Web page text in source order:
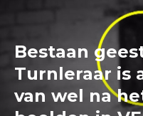
Bestaan
Turnleraar is
van wel na